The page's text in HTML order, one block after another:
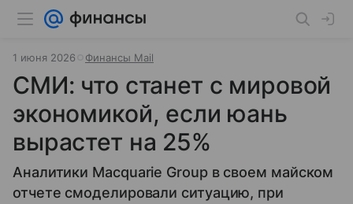
1 июня 2026 Финансы Mail
СМИ: что станет с мировой
экономикой, если юань
вырастет на 25%
Аналитики Macquarie Group в своем майском
отчете смоделировали ситуацию, при